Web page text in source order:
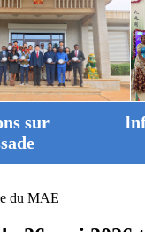
sur
du MAE